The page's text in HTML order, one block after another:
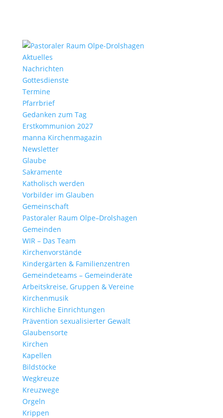
Aktu­elles
Nach­richten
Gottes­dienste
Termine
Pfarr­brief
Gedanken zum Tag
Erst­kom­mu­nion 2027
manna Kirchen­ma­gazin
News­letter
Glaube
Sakra­mente
Katho­lisch werden
Vorbilder im Glauben
Gemein­schaft
Pasto­raler Raum Olpe–Drolshagen
Gemeinden
WIR – Das Team
Kirchen­vor­stände
Kinder­gärten & Familienzentren
Gemein­de­teams – Gemeinderäte
Arbeits­kreise, Gruppen & Vereine
Kirchen­musik
Kirch­liche Einrichtungen
Präven­tion sexua­li­sierter Gewalt
Glau­ben­s­orte
Kirchen
Kapellen
Bild­stöcke
Wegkreuze
Kreuz­wege
Orgeln
Krippen